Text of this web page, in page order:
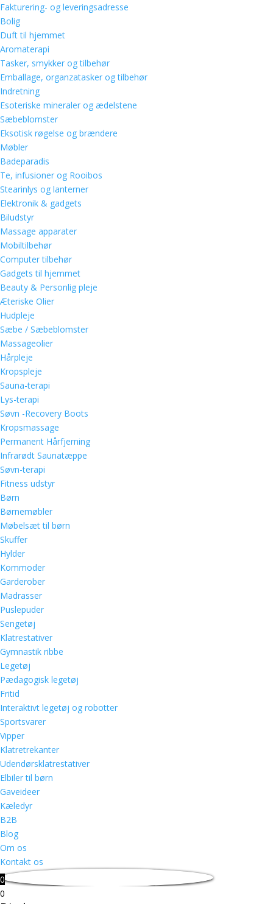
Fakturering- og leveringsadresse
Bolig
Duft til hjemmet
Aromaterapi
Tasker, smykker og tilbehør
Emballage, organzatasker og tilbehør
Indretning
Esoteriske mineraler og ædelstene
Sæbeblomster
Eksotisk røgelse og brændere
Møbler
Badeparadis
Te, infusioner og Rooibos
Stearinlys og lanterner
Elektronik & gadgets
Biludstyr
Massage apparater
Mobiltilbehør
Computer tilbehør
Gadgets til hjemmet
Beauty & Personlig pleje
Æteriske Olier
Hudpleje
Sæbe / Sæbeblomster
Massageolier
Hårpleje
Kropspleje
Sauna-terapi
Lys-terapi
Søvn -Recovery Boots
Kropsmassage
Permanent Hårfjerning
Infrarødt Saunatæppe
Søvn-terapi
Fitness udstyr
Børn
Børnemøbler
Møbelsæt til børn
Skuffer
Hylder
Kommoder
Garderober
Madrasser
Puslepuder
Sengetøj
Klatrestativer
Gymnastik ribbe
Legetøj
Pædagogisk legetøj
Fritid
Interaktivt legetøj og robotter
Sportsvarer
Vipper
Klatretrekanter
Udendørsklatrestativer
Elbiler til børn
Gaveideer
Kæledyr
B2B
Blog
Om os
Kontakt os
0
0